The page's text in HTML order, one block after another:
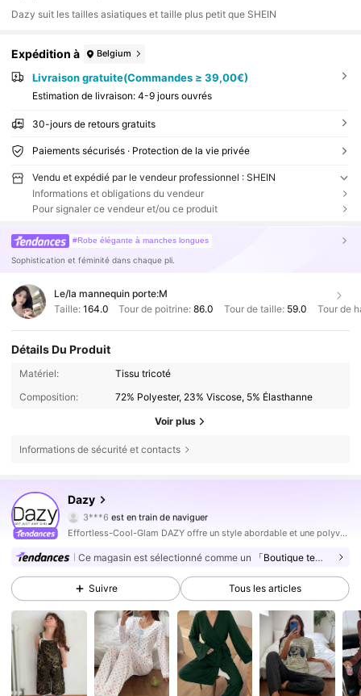
Dazy suit les tailles asiatiques et taille plus petit que SHEIN
Expédition à Belgium
Livraison gratuite(Commandes ≥ 39,00€)
Estimation de livraison: 4-9 jours ouvrés
30-jours de retours gratuits
Paiements sécurisés · Protection de la vie privée
Vendu et expédié par le vendeur professionnel : SHEIN
Informations et obligations du vendeur
Pour signaler ce vendeur et/ou ce produit
#Robe élégante à manches longues
Sophistication et féminité dans chaque pli.
Le/la mannequin porte:M
Taille: 164.0 Tour de poitrine:86.0 Tour de taille: 59.0 Tour de
Détails Du Produit
Matériel:
Tissu tricoté
Composition:
72% Polyester, 23% Viscose, 5% Élasthanne
Voir plus
Informations de sécurité et contacts
Dazy
4,86
3***6 est en train de naviguer
4,86
4,86 6.6M Suiveurs
6.6M Suiveurs
4,86 6.6M Suiveurs
6.6M Suiveurs
4,86 6.6M Suiveurs
4,86 6.6M Suiveurs
Effortless-Cool-Glam DAZY offre un style abordable et une polyvalence permettant de constituer la garde-robe ultime. Portez votre confiance exactement comme vous l'entendez.
Ce magasin est sélectionné comme un 「Boutique tendance」
Suivre Tous les articles